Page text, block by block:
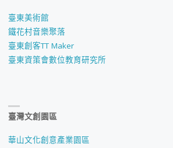
臺東美術館
鐵花村音樂聚落
臺東創客TT Maker
臺東資策會數位教育研究所
臺灣文創園區
華山文化創意產業園區